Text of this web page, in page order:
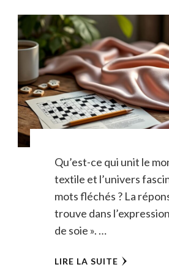
Qu’est-ce qui unit le
textile et l’univers
mots fléchés ? La
trouve dans
de soie ». …
LIRE LA SUITE